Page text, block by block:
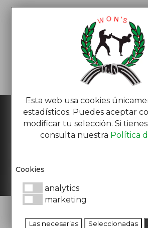
ÚNETE A
Esta web usa cookies
estadísticos. Puedes aceptar
modificar tu selección. Si
consulta nuestra Política
Cookies
analytics
marketing
Las necesarias Seleccionadas